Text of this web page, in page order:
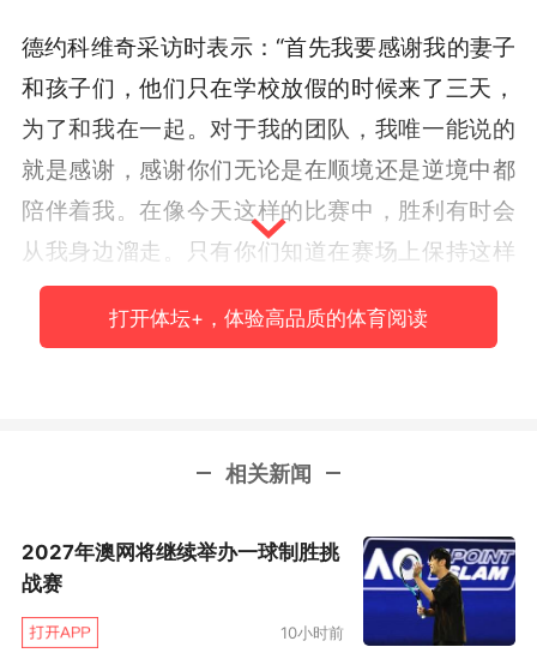
德约科维奇采访时表示：“首先我要感谢我的妻子
和孩子们，他们只在学校放假的时候来了三天，
为了和我在一起。对于我的团队，我唯一能说的
就是感谢，感谢你们无论是在顺境还是逆境中都
陪伴着我。在像今天这样的比赛中，胜利有时会
从我身边溜走。只有你们知道在赛场上保持这样
的水平是多么困难，无论是场内还是场外，所以
我想感谢你们陪着我一起赢得了这第100场胜
表现尤其糟糕，他在蒙特卡洛大师赛和马德里公
争。在法网开战前一周，德约本赛季的红土热身
战绩还是尴尬的零胜。对于现在的状态，德约科
维奇也很清楚，他直言不讳地表示，“这是我人生
打开体坛+，体验高品质的体育阅读
相关新闻
2027年澳网将继续举办一球制胜挑
战赛
10小时前